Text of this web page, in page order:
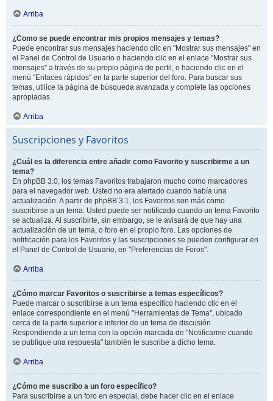
Arriba
¿Como se puede encontrar mis propios mensajes y temas?
Puede encontrar sus mensajes haciendo clic en "Mostrar sus mensajes" en
el Panel de Control de Usuario o haciendo clic en el enlace "Mostrar sus
mensajes" a través de su propio página de perfil, o haciendo clic en el
menú "Enlaces rápidos" en la parte superior del foro. Para buscar sus
temas, utilice la página de búsqueda avanzada y complete las opciones
apropiadas.
Arriba
Suscripciones y Favoritos
¿Cuál es la diferencia entre añadir como Favorito y suscribirme a un
tema?
En phpBB 3.0, los temas Favoritos trabajaron mucho como marcadores
para el navegador web. Usted no era alertado cuando había una
actualización. A partir de phpBB 3.1, los Favoritos son más como
suscribirse a un tema. Usted puede ser notificado cuando un tema Favorito
se actualiza. Al suscribirte, sin embargo, se le avisará de que hay una
actualización de un tema, o foro en el propio foro. Las opciones de
notificación para los Favoritos y las suscripciones se pueden configurar en
el Panel de Control de Usuario, en "Preferencias de Foros".
Arriba
¿Cómo marcar Favoritos o suscribirse a temas específicos?
Puede marcar o suscribirse a un tema específico haciendo clic en el
enlace correspondiente en el menú "Herramientas de Tema", ubicado
cerca de la parte superior e inferior de un tema de discusión.
Respondiendo a un tema con la opción marcada de "Notificarme cuando
se publique una respuesta" también le suscribe a dicho tema.
Arriba
¿Cómo me suscribo a un foro específico?
Para suscribirse a un foro en especial, debe hacer clic en el enlace